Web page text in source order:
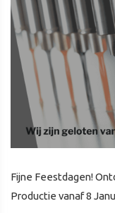
Fijne Feestdagen!
Productie vanaf 8